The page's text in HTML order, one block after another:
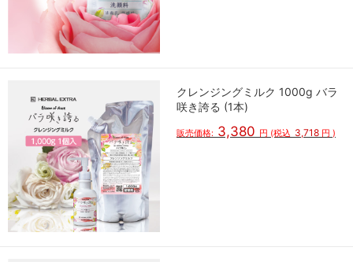
クレンジングミルク 1000g バラ
咲き誇る (1本)
販売価格: 3,380 円 (税込 3,718 円 )